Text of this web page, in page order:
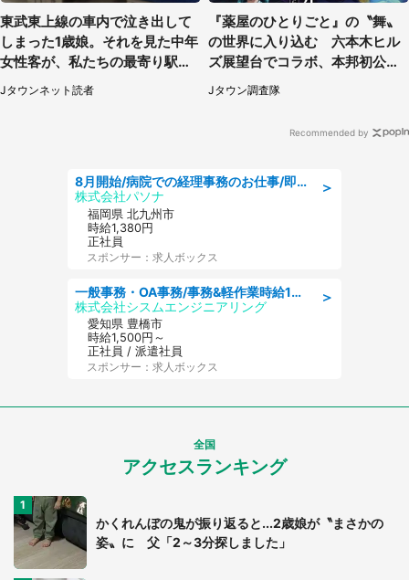
東武東上線の車内で泣き出して
しまった1歳娘。それを見た中年
女性客が、私たちの最寄り駅ま
でずっと（埼玉県・30代女性）
Jタウンネット読者
『薬屋のひとりごと』の〝舞〟
の世界に入り込む 六本木ヒル
ズ展望台でコラボ、本邦初公開
の「猫猫像」も【8／1～10／2
6】
Jタウン調査隊
Recommended by
＞
8月開始/病院での経理事務のお仕事/即日勤務可/車通勤可/経理/一般事務
株式会社パソナ
福岡県 北九州市
時給1,380円
正社員
スポンサー：求人ボックス
＞
一般事務・OA事務/事務&軽作業時給1500円土日祝休み各種社保完備
株式会社シスムエンジニアリング
愛知県 豊橋市
時給1,500円～
正社員 / 派遣社員
スポンサー：求人ボックス
全国
アクセスランキング
かくれんぼの鬼が振り返ると...2歳娘が〝まさかの
姿〟に 父「2～3分探しました」